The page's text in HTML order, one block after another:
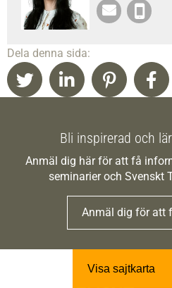
Dela denna sida:
Bli inspirerad och
Anmäl dig här för att få
seminarier och Svenskt
Anmäl dig för att
Visa sajtkarta